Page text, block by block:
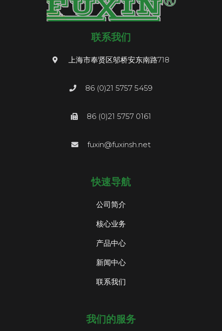
联系我们
上海市奉贤区邬桥安东南路718
86 (0)21 5757 5459
86 (0)21 5757 0161
fuxin@fuxinsh.net
快速导航
公司简介
核心业务
产品中心
新闻中心
联系我们
我们的服务